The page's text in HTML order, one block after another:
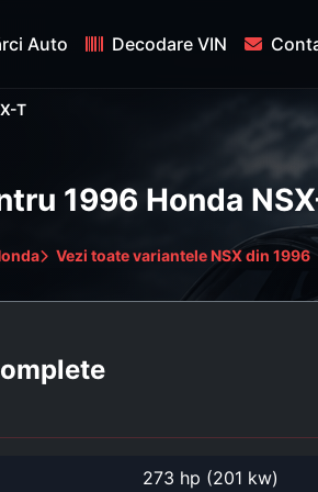
Auto Decodare VIN
T
1996 Honda
Vezi toate variantele NSX din 1996
273 hp (201 kw)